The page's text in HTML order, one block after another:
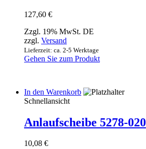
127,60 €
Zzgl. 19% MwSt. DE
zzgl. Versand
Lieferzeit: ca. 2-5 Werktage
Gehen Sie zum Produkt
In den Warenkorb
Schnellansicht
Anlaufscheibe 5278-020
10,08 €